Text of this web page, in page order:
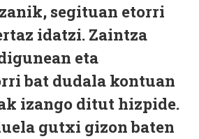
segituan etorri
idatzi. Zaintza
eta
bat dudala kontuan
izango ditut hizpide.
gutxi gizon baten